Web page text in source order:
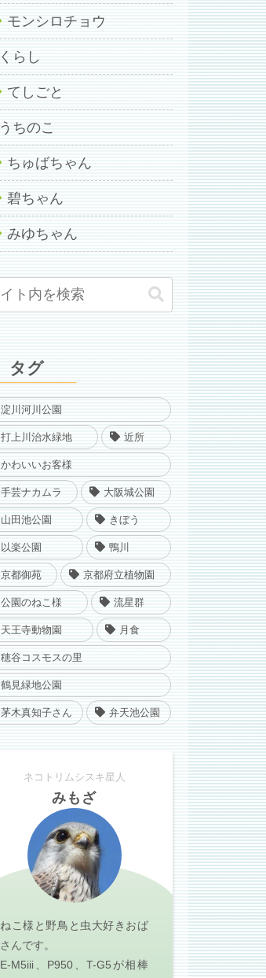
モンシロチョウ
くらし
てしごと
うちのこ
ちゅばちゃん
碧ちゃん
みゆちゃん
タグ
淀川河川公園
打上川治水緑地 近所
かわいいお客様
手芸ナカムラ 大阪城公園
山田池公園 きぼう
以楽公園 鴨川
京都御苑 京都府立植物園
公園のねこ様 流星群
天王寺動物園 月食
穂谷コスモスの里
鶴見緑地公園
茅木真知子さん 弁天池公園
ネコトリムシスキ星人
みもざ
ねこ様と野鳥と虫大好きおば
さんです。
E-M5iii、P950、T-G5が相棒